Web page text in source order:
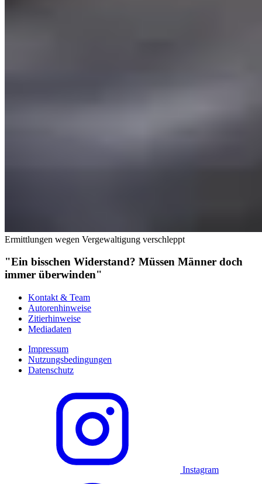
Ermittlungen wegen Vergewaltigung verschleppt
"Ein bisschen Widerstand? Müssen Männer doch
immer überwinden"
Kontakt & Team
Autorenhinweise
Zitierhinweise
Mediadaten
Impressum
Nutzungsbedingungen
Datenschutz
Instagram